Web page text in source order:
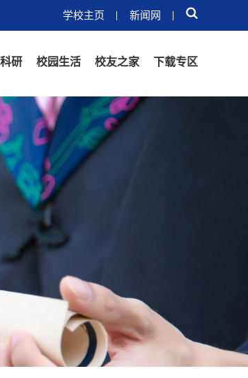
学校主页 新闻网
研 校园生活 校友之家 下载专区